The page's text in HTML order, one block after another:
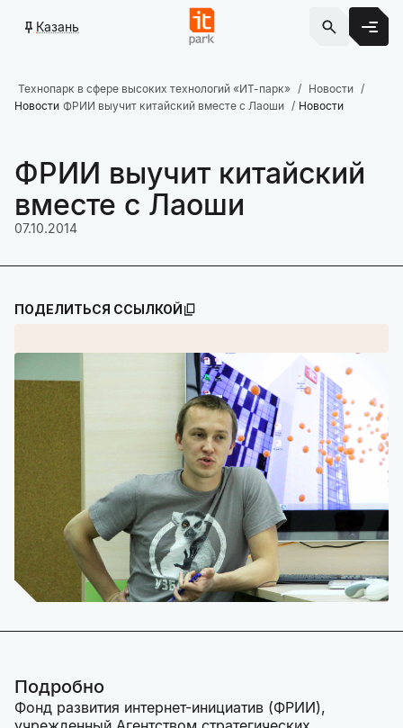
Казань
Технопарк в сфере высоких технологий «ИТ-парк»
Новости
Новости ФРИИ выучит китайский вместе с Лаоши Новости
ФРИИ выучит китайский
вместе с Лаоши
07.10.2014
ПОДЕЛИТЬСЯ ССЫЛКОЙ
Подробно
Фонд развития интернет-инициатив (ФРИИ),